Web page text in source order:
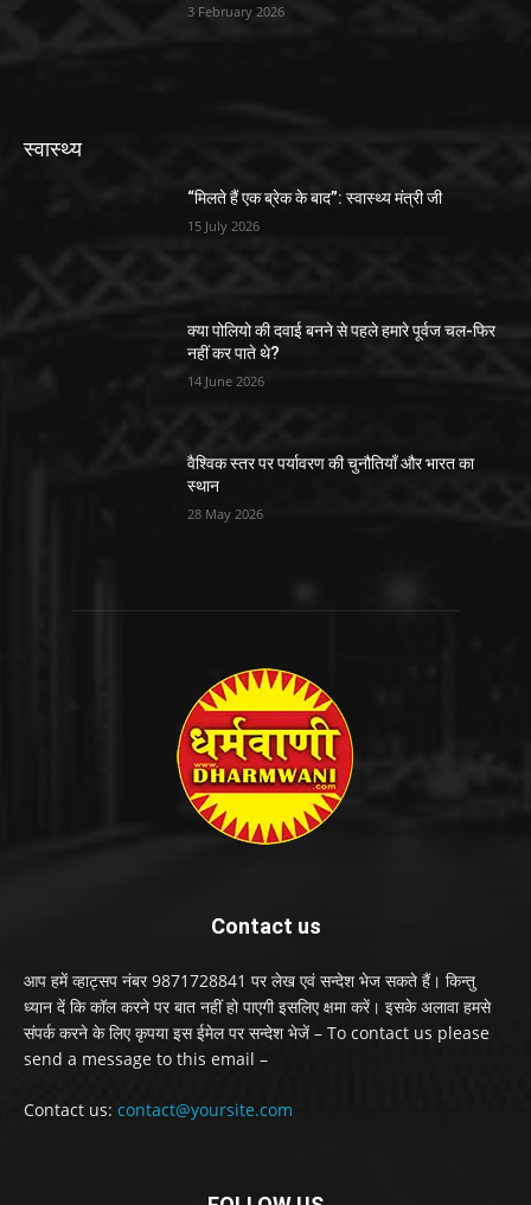
3 February 2026
स्वास्थ्य
“मिलते हैं एक ब्रेक के बाद”: स्वास्थ्य मंत्री जी
15 July 2026
क्या पोलियो की दवाई बनने से पहले हमारे पूर्वज चल-फिर
नहीं कर पाते थे?
14 June 2026
वैश्विक स्तर पर पर्यावरण की चुनौतियाँ और भारत का
स्थान
28 May 2026
Contact us
आप हमें व्हाट्सप नंबर 9871728841 पर लेख एवं सन्देश भेज सकते हैं। किन्तु
ध्यान दें कि कॉल करने पर बात नहीं हो पाएगी इसलिए क्षमा करें। इसके अलावा हमसे
संपर्क करने के लिए कृपया इस ईमेल पर सन्देश भेजें – To contact us please
send a message to this email –
Contact us: contact@yoursite.com